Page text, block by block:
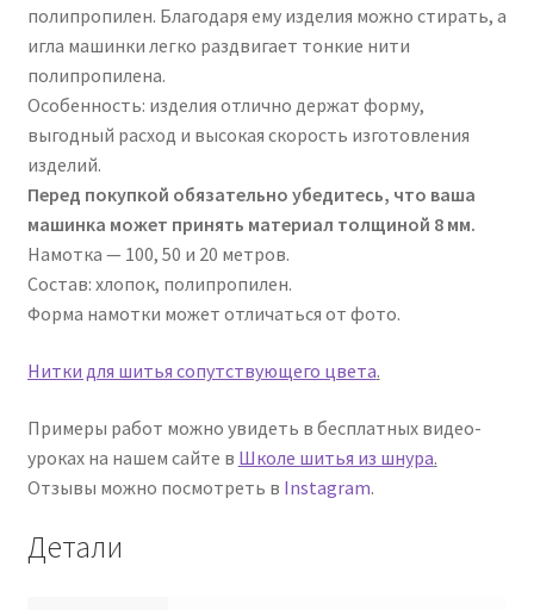
полипропилен. Благодаря ему изделия можно стирать, а
игла машинки легко раздвигает тонкие нити
полипропилена.
Особенность: изделия отлично держат форму,
выгодный расход и высокая скорость изготовления
изделий.
Перед покупкой обязательно убедитесь, что ваша
машинка может принять материал толщиной 8 мм.
Намотка — 100, 50 и 20 метров.
Состав: хлопок, полипропилен.
Форма намотки может отличаться от фото.
Нитки для шитья сопутствующего цвета.
Примеры работ можно увидеть в бесплатных видео-
уроках на нашем сайте в Школе шитья из шнура.
Отзывы можно посмотреть в Instagram.
Детали